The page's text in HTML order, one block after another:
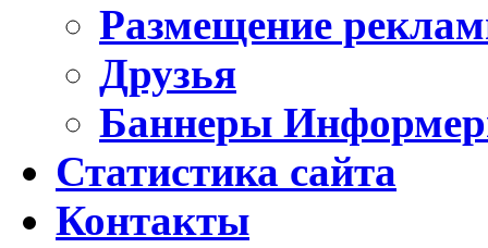
Размещение
Друзья
Баннеры
Статистика сайта
Контакты